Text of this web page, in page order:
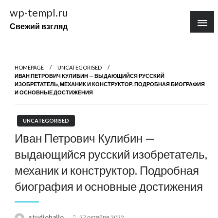
содержимому
wp-templ.ru
Свежий взгляд
HOMEPAGE
UNCATEGORISED
ИВАН ПЕТРОВИЧ КУЛИБИН — ВЫДАЮЩИЙСЯ РУССКИЙ
ИЗОБРЕТАТЕЛЬ, МЕХАНИК И КОНСТРУКТОР. ПОДРОБНАЯ БИОГРАФИЯ
И ОСНОВНЫЕ ДОСТИЖЕНИЯ
UNCATEGORISED
Иван Петрович Кулибин —
выдающийся русский изобретатель,
механик и конструктор. Подробная
биография и основные достижения
Posted